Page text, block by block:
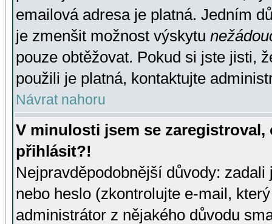
emailová adresa je platná. Jedním
je zmenšit možnost výskytu
pouze obtěžovat. Pokud si jste jisti,
použili je platná, kontaktujte
Návrat nahoru
V minulosti jsem se
přihlásit?!
Nejpravděpodobnější důvody:
nebo heslo (zkontrolujte e-mail,
administrátor z nějakého důvodu